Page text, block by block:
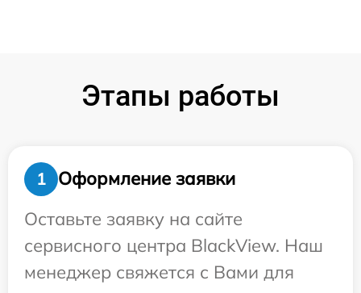
Этапы работы
1
Оформление заявки
Оставьте заявку на сайте
сервисного центра BlackView. Наш
менеджер свяжется с Вами для